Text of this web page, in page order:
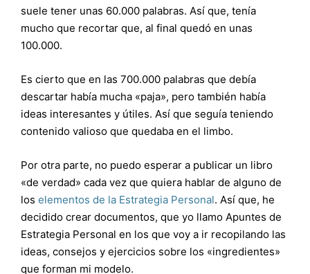
suele tener unas 60.000 palabras. Así que, tenía
mucho que recortar que, al final quedó en unas
100.000.
Es cierto que en las 700.000 palabras que debía
descartar había mucha «paja», pero también había
ideas interesantes y útiles. Así que seguía teniendo
contenido valioso que quedaba en el limbo.
Por otra parte, no puedo esperar a publicar un libro
«de verdad» cada vez que quiera hablar de alguno de
los elementos de la Estrategia Personal. Así que, he
decidido crear documentos, que yo llamo Apuntes de
Estrategia Personal en los que voy a ir recopilando las
ideas, consejos y ejercicios sobre los «ingredientes»
que forman mi modelo.